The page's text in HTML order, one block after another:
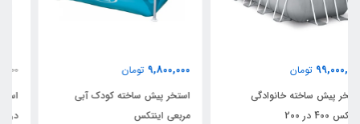
9,800,000
استخر پیش ساخته کودک آبی
مربعی اینتکس
91,000,000
در 201 مستطیلی